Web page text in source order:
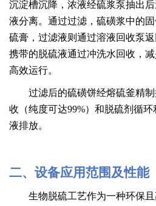
沉淀槽沉降，浓液经硫浆泵抽出
液分离。通过过滤，硫磺浆中的
硫膏，过滤液则通过溶液回收泵返
携带的脱硫液通过冲洗水回收，
高效运行。
过滤后的硫磺饼经熔硫釜精制
收（纯度可达99%）和脱硫剂循
液排放。
二、 设备应用范围及性能
生物脱硫工艺作为一种环保